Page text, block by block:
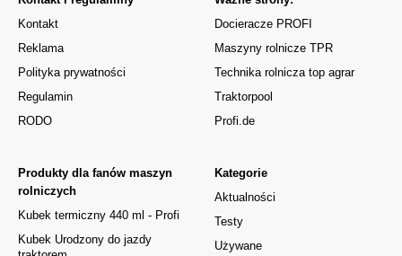
Kontakt
Reklama
Polityka prywatności
Regulamin
RODO
Kategorie
Aktualności
Testy
Używane
Produkty dla fanów maszyn
rolniczych
Kubek termiczny 440 ml - Profi
Kubek Urodzony do jazdy
Docieracze PROFI
Maszyny rolnicze TPR
Technika rolnicza top agrar
Traktorpool
Profi.de